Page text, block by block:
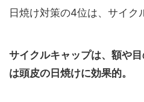
日焼け対策の4位は、サイク
サイクルキャップは、額や
は頭皮の日焼けに効果的。